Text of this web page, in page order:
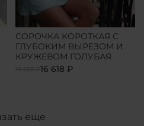
СОРОЧКА КОРОТКАЯ С
ГЛУБОКИМ ВЫРЕЗОМ И
КРУЖЕВОМ ГОЛУБАЯ
19 550 ₽16 618 ₽
еще